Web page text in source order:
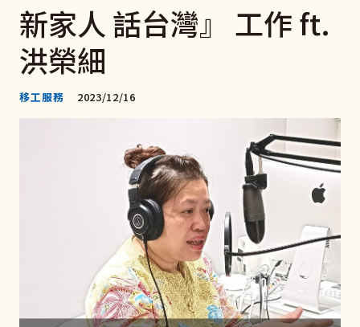
新家人 話台灣』 工作 ft.
洪榮細
移工服務 2023/12/16